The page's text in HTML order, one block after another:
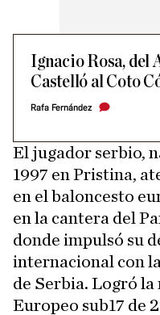
Ignacio Rosa, del
Castelló al Coto
Rafa Fernández
El jugador serbio,
1997 en Pristina,
en el baloncesto
en la cantera del
donde impulsó su
internacional con
de Serbia. Logró la
Europeo sub17 de